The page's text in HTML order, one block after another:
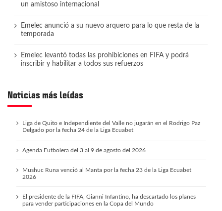
un amistoso internacional
Emelec anunció a su nuevo arquero para lo que resta de la
temporada
Emelec levantó todas las prohibiciones en FIFA y podrá
inscribir y habilitar a todos sus refuerzos
Noticias más leídas
Liga de Quito e Independiente del Valle no jugarán en el Rodrigo Paz
Delgado por la fecha 24 de la Liga Ecuabet
Agenda Futbolera del 3 al 9 de agosto del 2026
Mushuc Runa venció al Manta por la fecha 23 de la Liga Ecuabet
2026
El presidente de la FIFA, Gianni Infantino, ha descartado los planes
para vender participaciones en la Copa del Mundo